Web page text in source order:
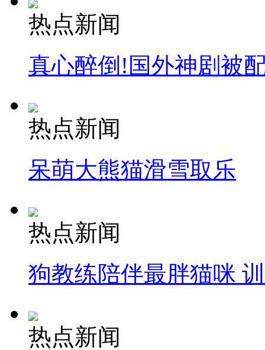
热点新闻
真心醉倒!国外神剧被
热点新闻
呆萌大熊猫滑雪取乐
热点新闻
狗教练陪伴最胖猫咪
热点新闻